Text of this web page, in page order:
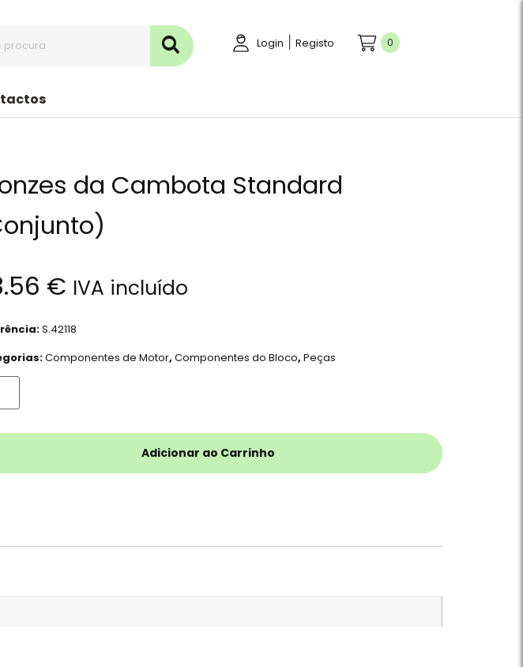
Login Registo 0
da Cambota Standard
€ IVA incluído
S.42118
Componentes de Motor,Componentes do Bloco,Peças
Adicionar ao Carrinho